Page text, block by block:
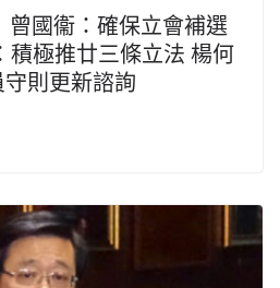
曾國衞：確保立會補選
積極推廿三條立法 楊何
則更新諮詢